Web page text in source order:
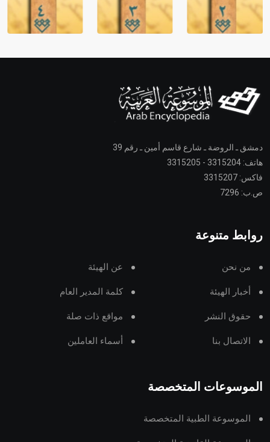
دمشق ـ الروضة ـ شارع قاسم أمين ـ رقم 39
هاتف: 3315204 - 3315205
فاكس: 3315207
ص.ب: 7296
روابط متنوعة
من نحن عن الهيئة
أخبار الهيئة كلمة المدير العام
حقوق النشر مواقع ذات صلة
الاتصال بنا أسماء العاملين
الموسوعات المتخصصة
الموسوعة الطبية المتخصصة